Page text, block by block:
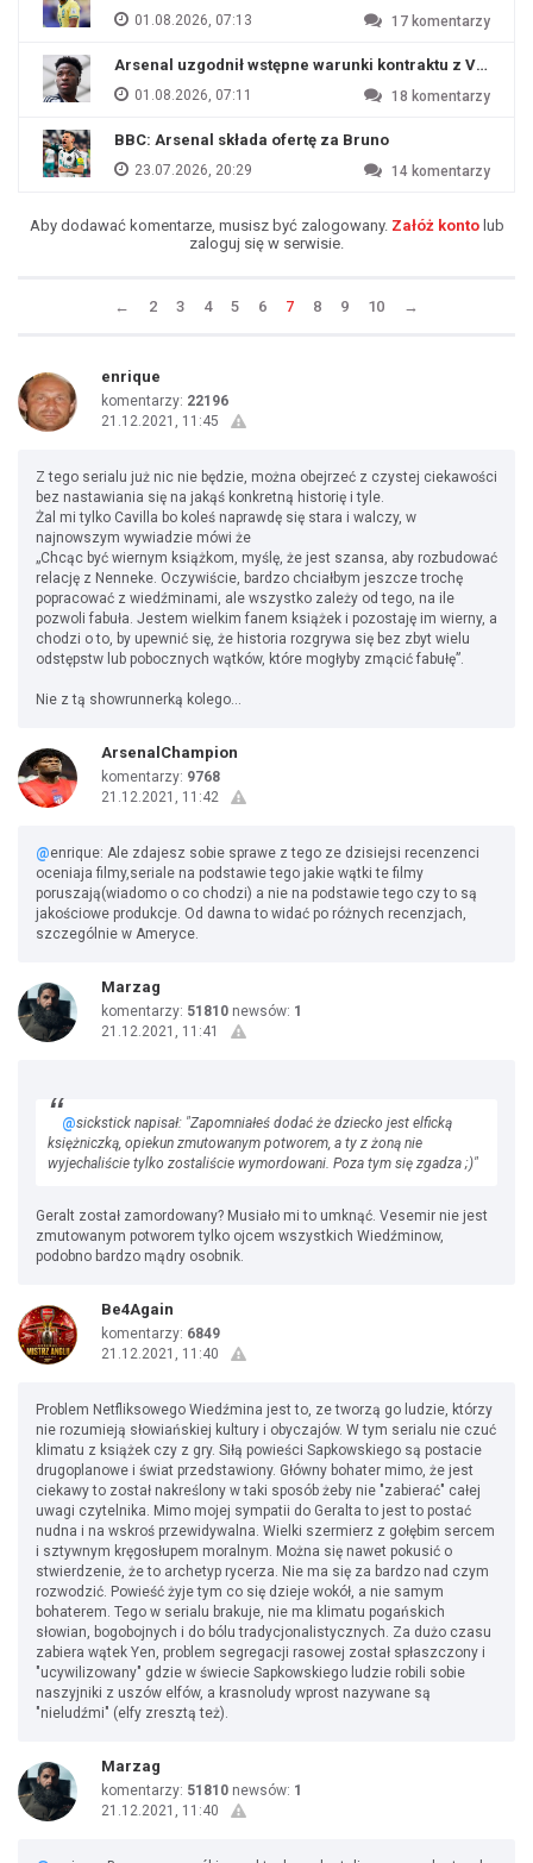
01.08.2026, 07:13 17 komentarzy
Arsenal uzgodnił wstępne warunki kontraktu z
01.08.2026, 07:11 18 komentarzy
BBC: Arsenal składa ofertę za Bruno
23.07.2026, 20:29 14 komentarzy
Aby dodawać komentarze, musisz być zalogowany. Załóż kontolub
zaloguj się w serwisie.
← 2 3 4 5 6 7 8 9 10 →
enrique
komentarzy: 22196
21.12.2021, 11:45
Z tego serialu już nic nie będzie, można obejrzeć z czystej ciekawości
bez nastawiania się na jakąś konkretną historię i tyle.
Żal mi tylko Cavilla bo koleś naprawdę się stara i walczy, w
najnowszym wywiadzie mówi że
„Chcąc być wiernym książkom, myślę, że jest szansa, aby rozbudować
relację z Nenneke. Oczywiście, bardzo chciałbym jeszcze trochę
popracować z wiedźminami, ale wszystko zależy od tego, na ile
pozwoli fabuła. Jestem wielkim fanem książek i pozostaję im wierny, a
chodzi o to, by upewnić się, że historia rozgrywa się bez zbyt wielu
odstępstw lub pobocznych wątków, które mogłyby zmącić fabułę”.
Nie z tą showrunnerką kolego...
ArsenalChampion
komentarzy: 9768
21.12.2021, 11:42
@enrique: Ale zdajesz sobie sprawe z tego ze dzisiejsi recenzenci
oceniaja filmy,seriale na podstawie tego jakie wątki te filmy
poruszają(wiadomo o co chodzi) a nie na podstawie tego czy to są
jakościowe produkcje. Od dawna to widać po różnych recenzjach,
szczególnie w Ameryce.
Marzag
komentarzy: 51810 newsów: 1
21.12.2021, 11:41
@sickstick napisał: "Zapomniałeś dodać że dziecko jest elficką
księżniczką, opiekun zmutowanym potworem, a ty z żoną nie
wyjechaliście tylko zostaliście wymordowani. Poza tym się zgadza ;)"
Geralt został zamordowany? Musiało mi to umknąć. Vesemir nie jest
zmutowanym potworem tylko ojcem wszystkich Wiedźminow,
podobno bardzo mądry osobnik.
Be4Again
komentarzy: 6849
21.12.2021, 11:40
Problem Netfliksowego Wiedźmina jest to, ze tworzą go ludzie, którzy
nie rozumieją słowiańskiej kultury i obyczajów. W tym serialu nie czuć
klimatu z książek czy z gry. Siłą powieści Sapkowskiego są postacie
drugoplanowe i świat przedstawiony. Główny bohater mimo, że jest
ciekawy to został nakreślony w taki sposób żeby nie "zabierać" całej
uwagi czytelnika. Mimo mojej sympatii do Geralta to jest to postać
nudna i na wskroś przewidywalna. Wielki szermierz z gołębim sercem
i sztywnym kręgosłupem moralnym. Można się nawet pokusić o
stwierdzenie, że to archetyp rycerza. Nie ma się za bardzo nad czym
rozwodzić. Powieść żyje tym co się dzieje wokół, a nie samym
bohaterem. Tego w serialu brakuje, nie ma klimatu pogańskich
słowian, bogobojnych i do bólu tradycjonalistycznych. Za dużo czasu
zabiera wątek Yen, problem segregacji rasowej został spłaszczony i
"ucywilizowany" gdzie w świecie Sapkowskiego ludzie robili sobie
naszyjniki z uszów elfów, a krasnoludy wprost nazywane są
"nieludźmi" (elfy zresztą też).
Marzag
komentarzy: 51810 newsów: 1
21.12.2021, 11:40